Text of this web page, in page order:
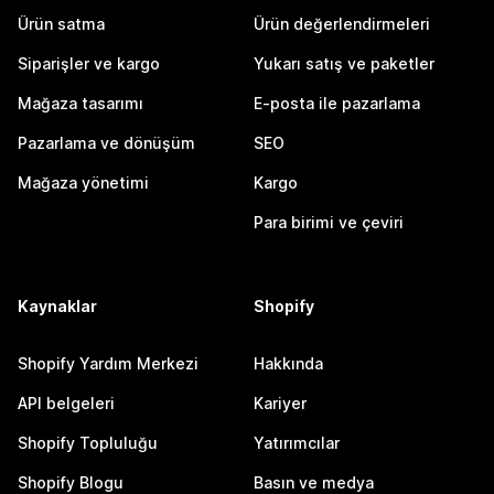
Ürün satma
Siparişler ve kargo
Mağaza tasarımı
Pazarlama ve dönüşüm
Mağaza yönetimi
Ürün değerlendirmeleri
Yukarı satış ve paketler
E-posta ile pazarlama
SEO
Kargo
Para birimi ve çeviri
Kaynaklar
Shopify Yardım Merkezi
API belgeleri
Shopify Topluluğu
Shopify Blogu
Shopify
Hakkında
Kariyer
Yatırımcılar
Basın ve medya